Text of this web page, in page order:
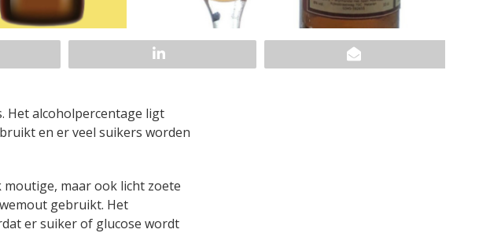
Het alcoholpercentage ligt
en er veel suikers worden
maar ook licht zoete
gebruikt. Het
er suiker of glucose wordt